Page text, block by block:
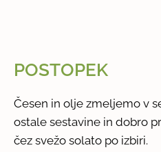
POSTOPEK
Česen in olje zmeljemo v
ostale sestavine in dobro
čez svežo solato po izbiri.